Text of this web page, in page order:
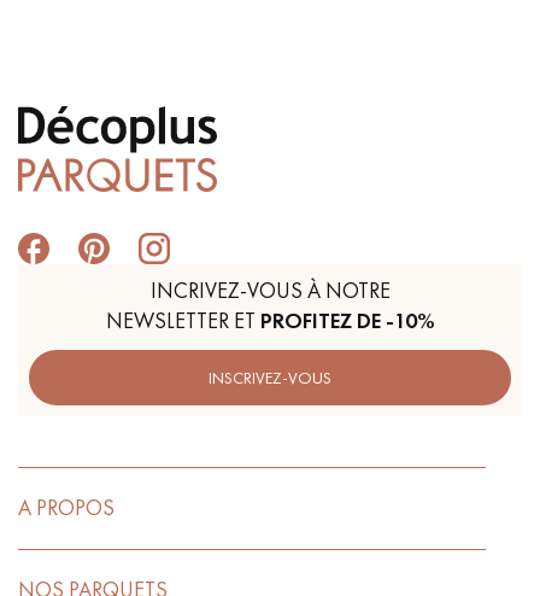
INCRIVEZ-VOUS À NOTRE
NEWSLETTER ET PROFITEZ DE -10%
INSCRIVEZ-VOUS
A PROPOS
NOS PARQUETS